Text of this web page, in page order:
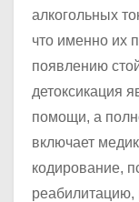
алкогольных
что именно их
появлению
детоксикация
помощи, а
включает
кодирование,
реабилитацию,